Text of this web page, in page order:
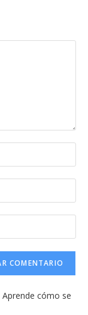
Aprende cómo se